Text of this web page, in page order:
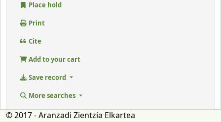
Place hold
Print
Cite
Add to your cart
Save record
More searches
© 2017 - Aranzadi Zientzia Elkartea